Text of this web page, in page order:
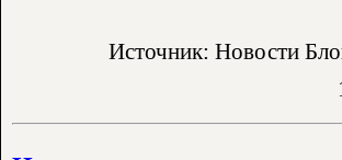
Источник: Новости